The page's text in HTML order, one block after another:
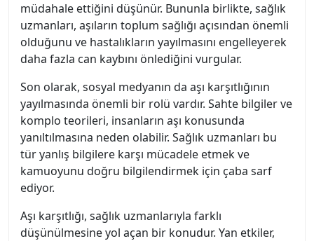
müdahale ettiğini düşünür. Bununla birlikte, sağlık
uzmanları, aşıların toplum sağlığı açısından önemli
olduğunu ve hastalıkların yayılmasını engelleyerek
daha fazla can kaybını önlediğini vurgular.
Son olarak, sosyal medyanın da aşı karşıtlığının
yayılmasında önemli bir rolü vardır. Sahte bilgiler ve
komplo teorileri, insanların aşı konusunda
yanıltılmasına neden olabilir. Sağlık uzmanları bu
tür yanlış bilgilere karşı mücadele etmek ve
kamuoyunu doğru bilgilendirmek için çaba sarf
ediyor.
Aşı karşıtlığı, sağlık uzmanlarıyla farklı
düşünülmesine yol açan bir konudur. Yan etkiler,